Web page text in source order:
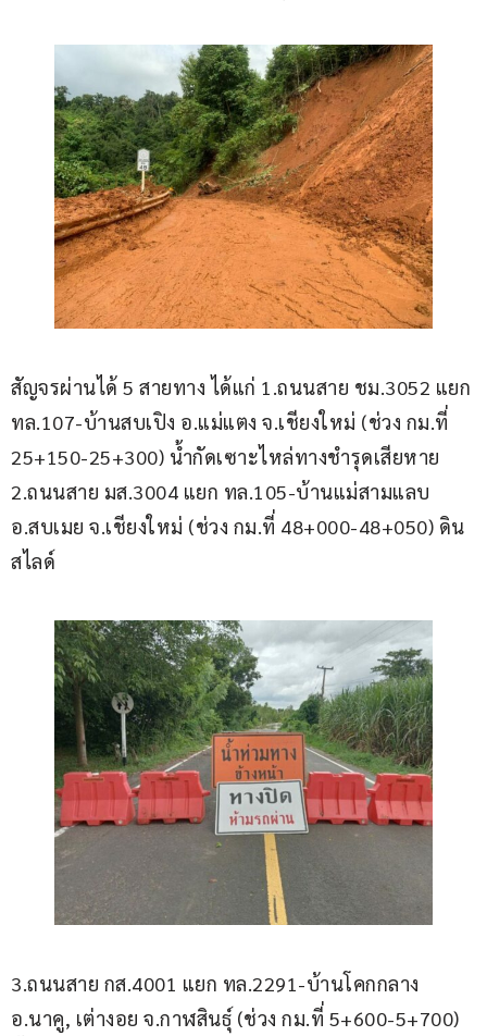
สัญจรผ่านได้ 5 สายทาง ได้แก่ 1.ถนนสาย ชม.3052 แยก
ทล.107-บ้านสบเปิง อ.แม่แตง จ.เชียงใหม่ (ช่วง กม.ที่
25+150-25+300) น้ำกัดเซาะไหล่ทางชำรุดเสียหาย
2.ถนนสาย มส.3004 แยก ทล.105-บ้านแม่สามแลบ
อ.สบเมย จ.เชียงใหม่ (ช่วง กม.ที่ 48+000-48+050) ดิน
สไลด์
3.ถนนสาย กส.4001 แยก ทล.2291-บ้านโคกกลาง
อ.นาคู, เต่างอย จ.กาฬสินธุ์ (ช่วง กม.ที่ 5+600-5+700)